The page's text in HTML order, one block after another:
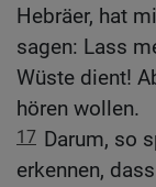
Hebräer, hat
sagen: Lass
Wüste dient!
hören wollen.
17 Darum, so
erkennen,